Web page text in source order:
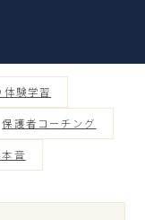
験学習
保護者コーチング
音